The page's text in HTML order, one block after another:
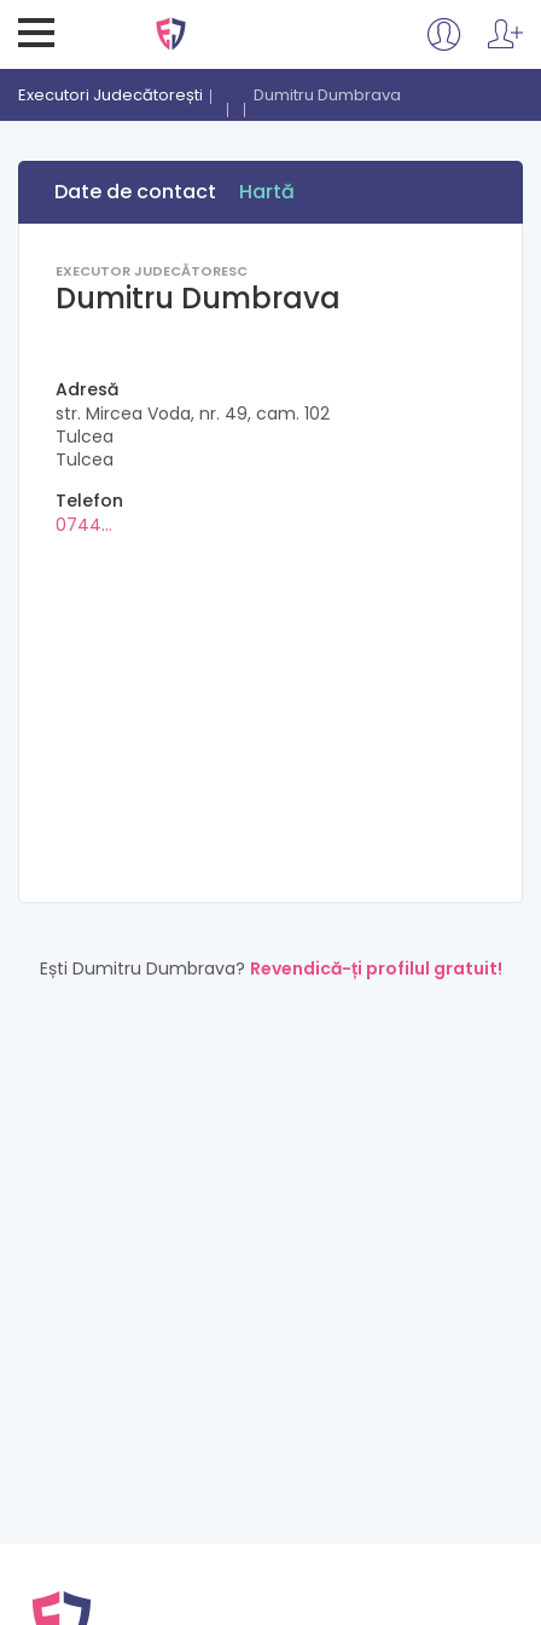
Executori Judecătorești Dumitru Dumbrava
Date de contact Hartă
EXECUTOR JUDECĂTORESC
Dumitru Dumbrava
Adresă
str. Mircea Voda, nr. 49, cam. 102
Tulcea
Tulcea
Telefon
0744...
Ești Dumitru Dumbrava? Revendică-ți profilul gratuit!